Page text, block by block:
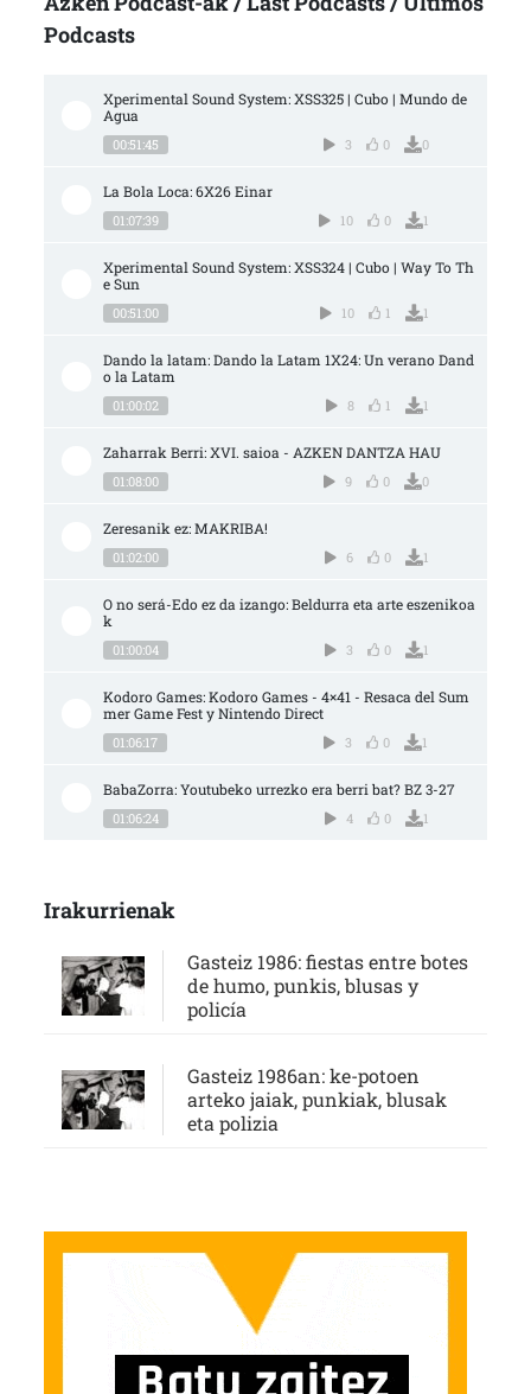
Podcasts
Xperimental Sound System: XSS325 | Cubo | Mundo de
Agua
00:51:45 3 0 0
La Bola Loca: 6X26 Einar
01:07:39 10 0 1
Xperimental Sound System: XSS324 | Cubo | Way To Th
e Sun
00:51:00 10 1 1
Dando la latam: Dando la Latam 1X24: Un verano Dand
o la Latam
01:00:02 8 1 1
Zaharrak Berri: XVI. saioa - AZKEN DANTZA HAU
01:08:00 9 0 0
Zeresanik ez: MAKRIBA!
01:02:00 6 0 1
O no será-Edo ez da izango: Beldurra eta arte eszenikoa
k
01:00:04 3 0 1
Kodoro Games: Kodoro Games - 4×41 - Resaca del Sum
mer Game Fest y Nintendo Direct
01:06:17 3 0 1
BabaZorra: Youtubeko urrezko era berri bat? BZ 3-27
01:06:24 4 0 1
Irakurrienak
Gasteiz 1986: fiestas entre botes
de humo, punkis, blusas y
policía
Gasteiz 1986an: ke-potoen
arteko jaiak, punkiak, blusak
eta polizia